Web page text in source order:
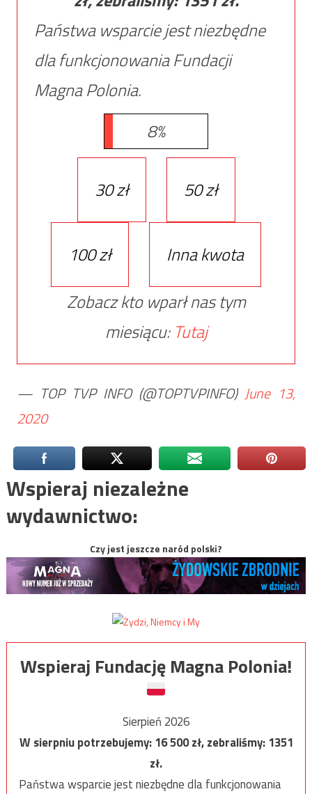
Państwa wsparcie jest niezbędne
dla funkcjonowania Fundacji
Magna Polonia.
8%
30 zł 50 zł
100 zł
Inna kwota
Zobacz kto wparł nas tym
miesiącu: Tutaj
— TOP TVP INFO (@TOPTVPINFO)June 13,
2020
Wspieraj niezależne
wydawnictwo:
Czy jest jeszcze naród polski?
Wspieraj Fundację Magna Polonia!
Sierpień 2026
W sierpniu potrzebujemy:16 500zł, zebraliśmy:1351
zł.
Państwa wsparcie jest niezbędne dla funkcjonowania